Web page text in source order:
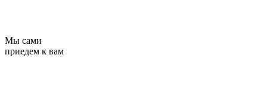
Мы сами
приедем к вам